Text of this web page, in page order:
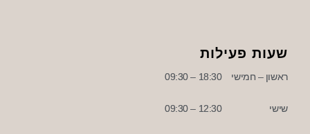
שעות פעילות
ראשון – חמישי
שישי
18:30 – 09:30
12:30 – 09:30